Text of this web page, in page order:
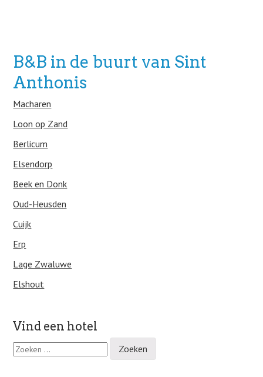
B&B in de buurt van Sint
Anthonis
Macharen
Loon op Zand
Berlicum
Elsendorp
Beek en Donk
Oud-Heusden
Cuijk
Erp
Lage Zwaluwe
Elshout
Vind een hotel
Z
o